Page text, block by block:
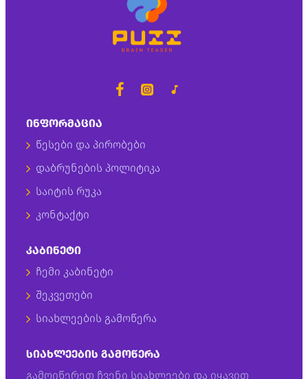
ᲘᲜᲤᲝᲠᲛᲐᲪᲘᲐ
წესები და პირობები
დაბრუნების პოლიტიკა
საიტის რუკა
კონტაქტი
ᲙᲐᲑᲘᲜᲔᲢᲘ
ჩემი კაბინეტი
შეკვეთები
სიახლეების გამოწერა
ᲡᲘᲐᲮᲚᲔᲔᲑᲘᲡ ᲒᲐᲛᲝᲬᲔᲠᲐ
გამოიწერეთ ჩვენი სიახლეები და იყავით